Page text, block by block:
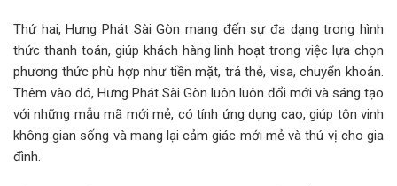
Thứ hai, Hưng Phát Sài Gòn mang đến sự đa dạng trong hình
thức thanh toán, giúp khách hàng linh hoạt trong việc lựa chọn
phương thức phù hợp như tiền mặt, trả thẻ, visa, chuyển khoản.
Thêm vào đó, Hưng Phát Sài Gòn luôn luôn đổi mới và sáng tạo
với những mẫu mã mới mẻ, có tính ứng dụng cao, giúp tôn vinh
không gian sống và mang lại cảm giác mới mẻ và thú vị cho gia
đình.